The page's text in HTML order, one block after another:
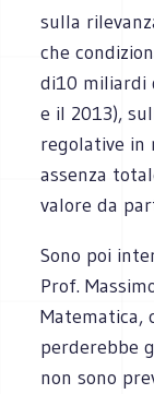
sulla
che
di10 miliardi
e il 2013),
regolative in
assenza
valore da
Sono poi
Prof.
Matematica,
perderebbe
non sono